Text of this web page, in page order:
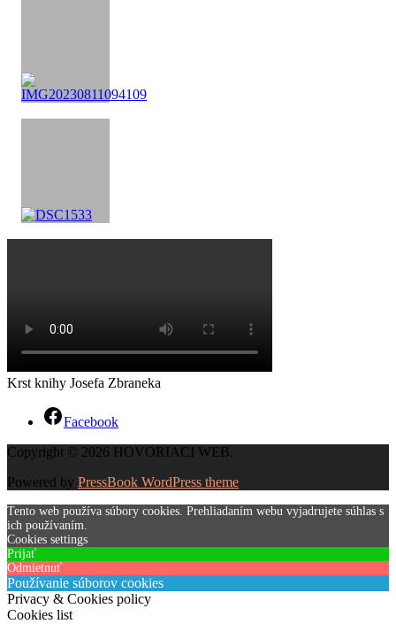
Krst knihy Josefa Zbraneka
Facebook
Copyright © 2026 HOVORIACI WEB.
Powered by PressBook WordPress theme
Tento web používa súbory cookies. Prehliadaním webu vyjadrujete súhlas s
ich používaním.
Cookies settings
Prijať
Odmietnuť
Používanie súborov cookies
Privacy & Cookies policy
Cookies list